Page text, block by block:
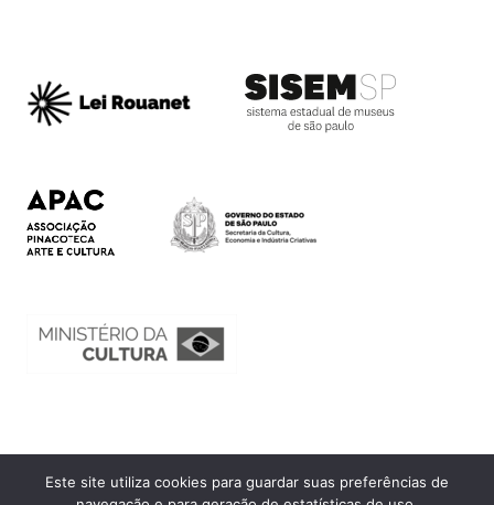
Ouvidoria
Este site utiliza cookies para guardar suas preferências de